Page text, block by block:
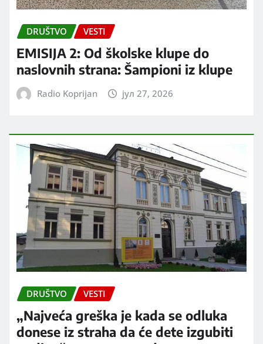
DRUŠTVO VESTI
EMISIJA 2: Od školske klupe do
naslovnih strana: Šampioni iz klupe
Radio Koprijan јул 27, 2026
DRUŠTVO VESTI
„Najveća greška je kada se odluka
donese iz straha da će dete izgubiti